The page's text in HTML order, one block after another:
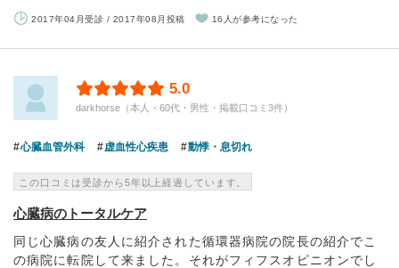
2017年04月受診 / 2017年08月投稿 16人が参考になった
5.0
darkhorse（本人・60代・男性・掲載口コミ3件）
心臓血管外科 虚血性心疾患 動悸・息切れ
この口コミは受診から5年以上経過しています。
心臓病のトータルケア
同じ心臓病の友人に紹介された循環器病院の院長の紹介でこ
の病院に転院して来ました。それがフィフスオピニオンでし